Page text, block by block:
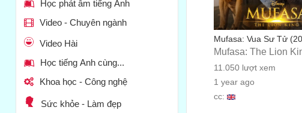
Học phát âm tiếng Anh
Video - Chuyên ngành
Video Hài
Học tiếng Anh cùng...
Khoa học - Công nghệ
Sức khỏe - Làm đẹp
Mufasa: Vua Sư Tử
Mufasa: The Lion
11.050 lượt xem
1 year ago
cc: